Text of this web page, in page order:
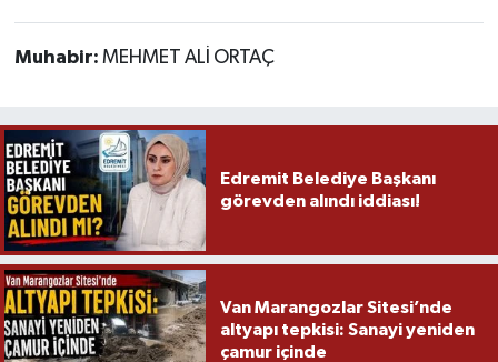
Muhabir: MEHMET ALİ ORTAÇ
Edremit Belediye Başkanı
görevden alındı iddiası!
Van Marangozlar Sitesi’nde
altyapı tepkisi: Sanayi yeniden
çamur içinde